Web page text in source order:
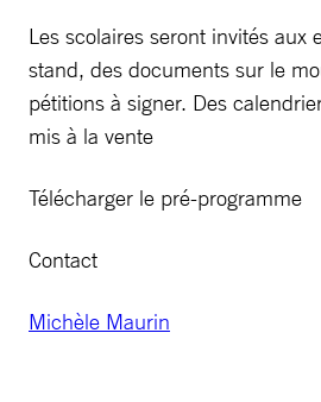
Les scolaires seront invités aux
stand, des documents sur le
pétitions à signer. Des
mis à la vente
Télécharger le pré-programme
Contact
Michèle Maurin